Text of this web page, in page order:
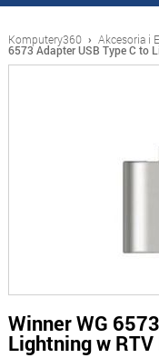
Komputery360 › Akcesoria i
6573 Adapter USB Type C to
Winner WG
Lightning w RTV